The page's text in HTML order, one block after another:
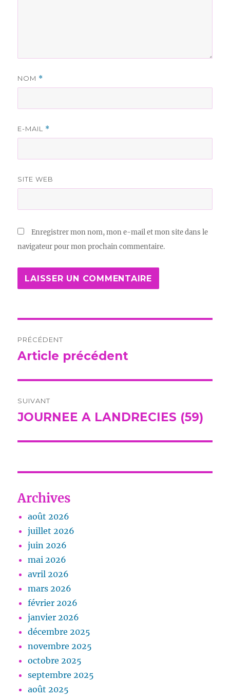
NOM *
E-MAIL *
SITE WEB
Enregistrer mon nom, mon e-mail et mon site dans le
navigateur pour mon prochain commentaire.
de
PRÉCÉDENT
Publication
Article précédent
SUIVANT
Publication
JOURNEE A LANDRECIES (59)
Archives
août 2026
juillet 2026
juin 2026
mai 2026
avril 2026
mars 2026
février 2026
janvier 2026
décembre 2025
novembre 2025
octobre 2025
septembre 2025
août 2025